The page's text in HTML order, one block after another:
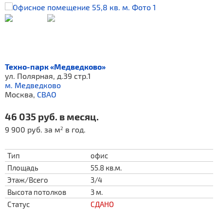
Техно-парк «Медведково»
ул. Полярная, д.39 стр.1
м. Медведково
Москва, СВАО
46 035 руб. в месяц.
9 900 руб. за м2 в год.
Тип
офис
Площадь
55.8 кв.м.
Этаж/Всего
3/4
Высота потолков
3 м.
Статус
СДАНО